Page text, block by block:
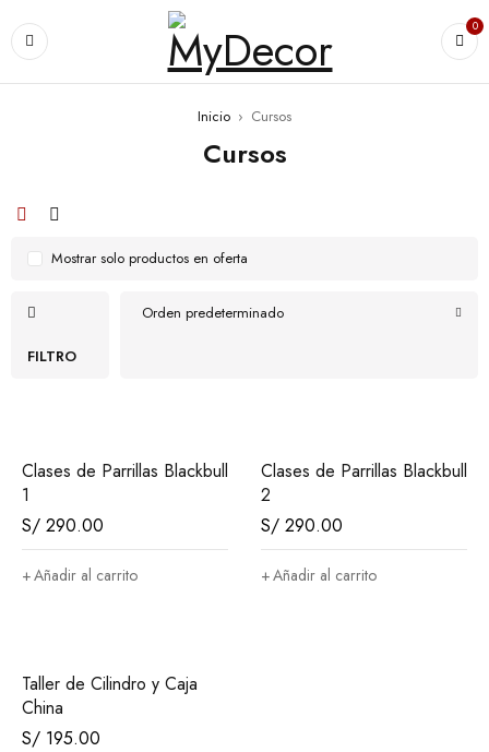
0
Inicio › Cursos
Cursos
FILTRO
Orden predeterminado
Mostrar solo productos en oferta
Clases de Parrillas Blackbull
1
S/ 290.00
Añadir al carrito
Clases de Parrillas Blackbull
2
S/ 290.00
Añadir al carrito
Taller de Cilindro y Caja
China
S/ 195.00